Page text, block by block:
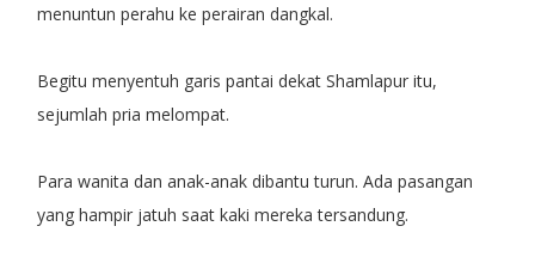
menuntun perahu ke perairan dangkal.
Begitu menyentuh garis pantai dekat Shamlapur itu,
sejumlah pria melompat.
Para wanita dan anak-anak dibantu turun. Ada pasangan
yang hampir jatuh saat kaki mereka tersandung.